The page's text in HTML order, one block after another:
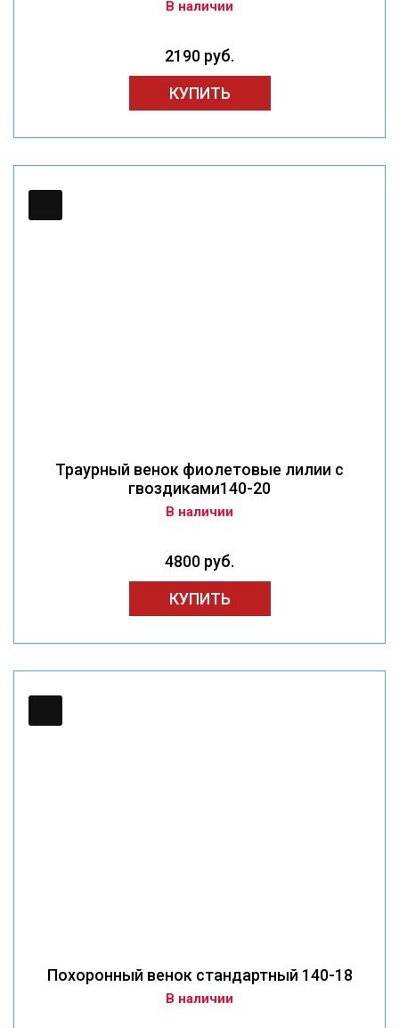
В наличии
2190 руб.
КУПИТЬ
Траурный венок фиолетовые лилии с
гвоздиками140-20
В наличии
4800 руб.
КУПИТЬ
Похоронный венок стандартный 140-18
В наличии